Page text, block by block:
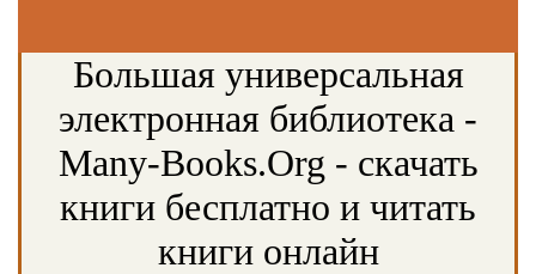
Большая универсальная
электронная библиотека -
Many-Books.Org - скачать
книги бесплатно и читать
книги онлайн